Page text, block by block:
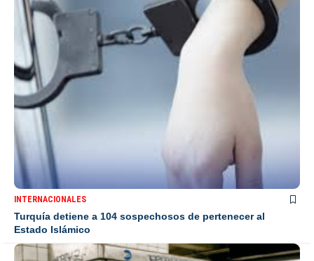
INTERNACIONALES
Turquía detiene a 104 sospechosos de pertenecer al
Estado Islámico